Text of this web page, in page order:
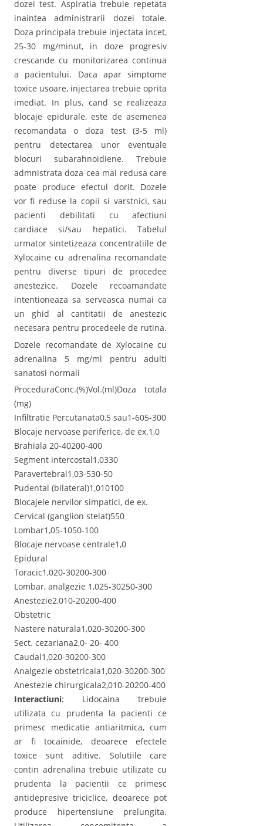
dozei test. Aspiratia trebuie repetata
inaintea administrarii dozei totale.
Doza principala trebuie injectata incet,
25-30 mg/minut, in doze progresiv
crescande cu monitorizarea continua
a pacientului. Daca apar simptome
toxice usoare, injectarea trebuie oprita
imediat. In plus, cand se realizeaza
blocaje epidurale, este de asemenea
recomandata o doza test (3-5 ml)
pentru detectarea unor eventuale
blocuri subarahnoidiene. Trebuie
admnistrata doza cea mai redusa care
poate produce efectul dorit. Dozele
vor fi reduse la copii si varstnici, sau
pacienti debilitati cu afectiuni
cardiace si/sau hepatici. Tabelul
urmator sintetizeaza concentratiile de
Xylocaine cu adrenalina recomandate
pentru diverse tipuri de procedee
anestezice. Dozele recoamandate
intentioneaza sa serveasca numai ca
un ghid al cantitatii de anestezic
necesara pentru procedeele de rutina.
Dozele recomandate de Xylocaine cu
adrenalina 5 mg/ml pentru adulti
sanatosi normali
ProceduraConc.(%)Vol.(ml)Doza totala
(mg)
Infiltratie Percutanata0,5 sau1-605-300
Blocaje nervoase periferice, de ex.1,0
Brahiala 20-40200-400
Segment intercostal1,0330
Paravertebral1,03-530-50
Pudental (bilateral)1,010100
Blocajele nervilor simpatici, de ex.
Cervical (ganglion stelat)550
Lombar1,05-1050-100
Blocaje nervoase centrale1,0
Epidural
Toracic1,020-30200-300
Lombar, analgezie 1,025-30250-300
Anestezie2,010-20200-400
Obstetric
Nastere naturala1,020-30200-300
Sect. cezariana2,0- 20- 400
Caudal1,020-30200-300
Analgezie obstetricala1,020-30200-300
Anestezie chirurgicala2,010-20200-400
Interactiuni: Lidocaina trebuie
utilizata cu prudenta la pacienti ce
primesc medicatie antiaritmica, cum
ar fi tocainide, deoarece efectele
toxice sunt aditive. Solutiile care
contin adrenalina trebuie utilizate cu
prudenta la pacientii ce primesc
antidepresive triciclice, deoarece pot
produce hipertensiune prelungita.